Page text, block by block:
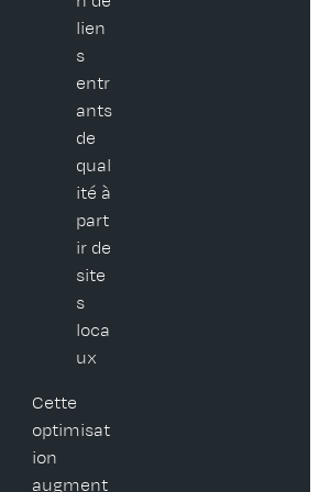
lien
s
entr
ants
de
qual
ité à
part
ir de
site
s
loca
ux
Cette
optimisat
ion
augment